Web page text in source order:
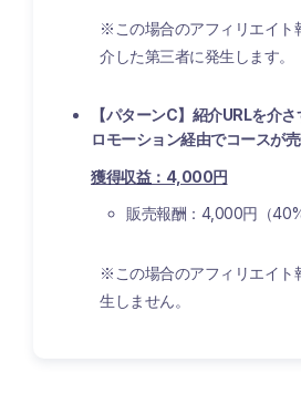
※この場合のアフィリエイト
介した第三者に発生します。
【パターンC】紹介URLを介
ロモーション経由でコースが
獲得収益：4,000円
販売報酬：4,000円（40%
※この場合のアフィリエイト
生しません。